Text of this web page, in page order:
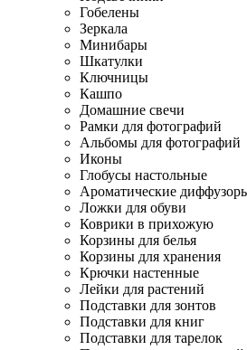
Гобелены
Зеркала
Минибары
Шкатулки
Ключницы
Кашпо
Домашние свечи
Рамки для фотографий
Альбомы для фотографий
Иконы
Глобусы настольные
Ароматические
Ложки для обуви
Коврики в прихожую
Корзины для белья
Корзины для хранения
Крючки настенные
Лейки для растений
Подставки для зонтов
Подставки для книг
Подставки для тарелок